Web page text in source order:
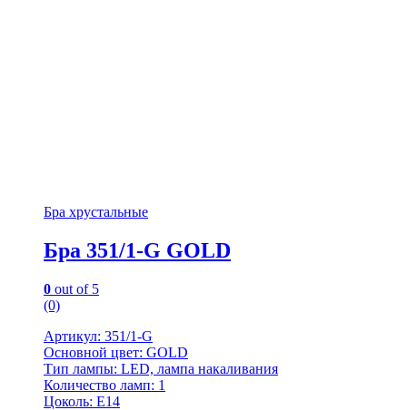
Бра хрустальные
Бра 351/1-G GOLD
0 out of 5
(0)
Артикул: 351/1-G
Основной цвет: GOLD
Тип лампы: LED, лампа накаливания
Количество ламп: 1
Цоколь: Е14